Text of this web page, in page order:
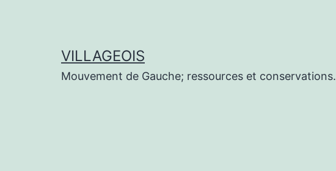
VILLAGEOIS
Mouvement de Gauche; ressources et conservations.